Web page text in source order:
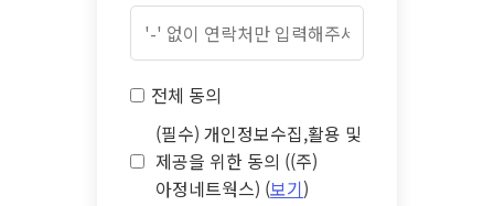
전체 동의
(필수) 개인정보수집,활용 및
제공을 위한 동의 ((주)
아정네트웍스) (보기)